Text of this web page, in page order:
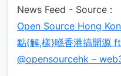
News Feed - Source :
Open Source Hong
點{解,樣}喺香港搞開源
@opensourcehk –